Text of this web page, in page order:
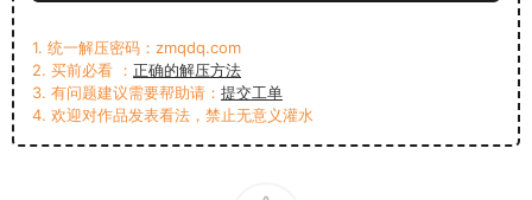
1. 统一解压密码：zmqdq.com
2. 买前必看 ： 正确的解压方法
3. 有问题建议需要帮助请： 提交工单
4. 欢迎对作品发表看法，禁止无意义灌水